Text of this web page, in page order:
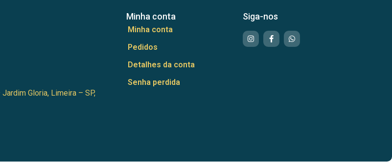
Gloria, Limeira – SP,
Minha conta
Minha conta
Pedidos
Detalhes da conta
Senha perdida
Siga-nos